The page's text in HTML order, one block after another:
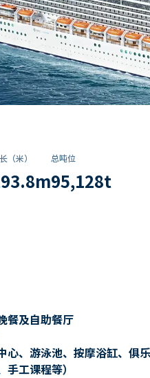
（米）
m
总吨位
95,128t
餐及自助餐厅
、游泳池、按摩浴缸、俱
工课程等）